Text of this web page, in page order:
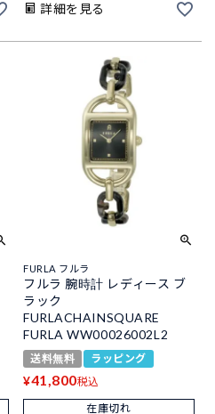
詳細を見る
FURLA フルラ
フルラ 腕時計 レディース ブ
ラック
FURLACHAINSQUARE
FURLA WW00026002L2
送料無料 ラッピング
¥41,800税込
在庫切れ